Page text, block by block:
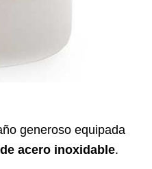
generoso equipada
acero inoxidable.